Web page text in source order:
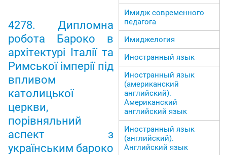
4278. Дипломна
робота Бароко в
архітектурі Італії та
Римської імперії під
впливом
католицької
церкви,
порівняльний
аспект з
українським бароко
Имидж современного
педагога
Имиджелогия
Иностранный язык
Иностранный язык
(американский
английский).
Американский
английский язык
Иностранный язык
(английский).
Английский язык